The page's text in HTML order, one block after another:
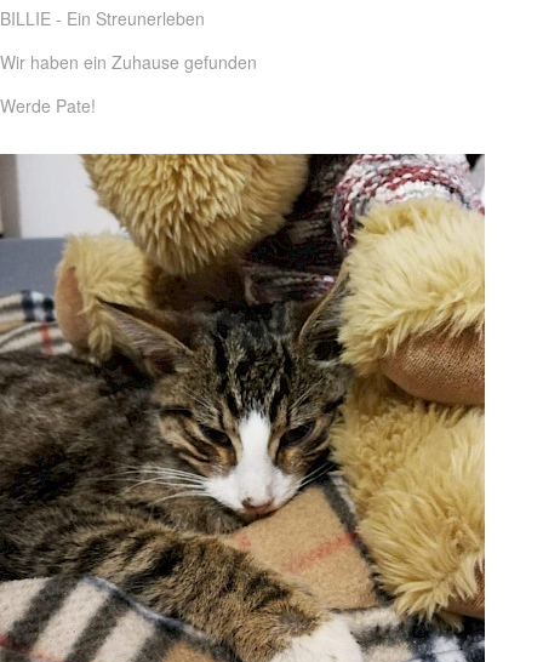
BILLIE - Ein Streunerleben
Wir haben ein Zuhause gefunden
Werde Pate!